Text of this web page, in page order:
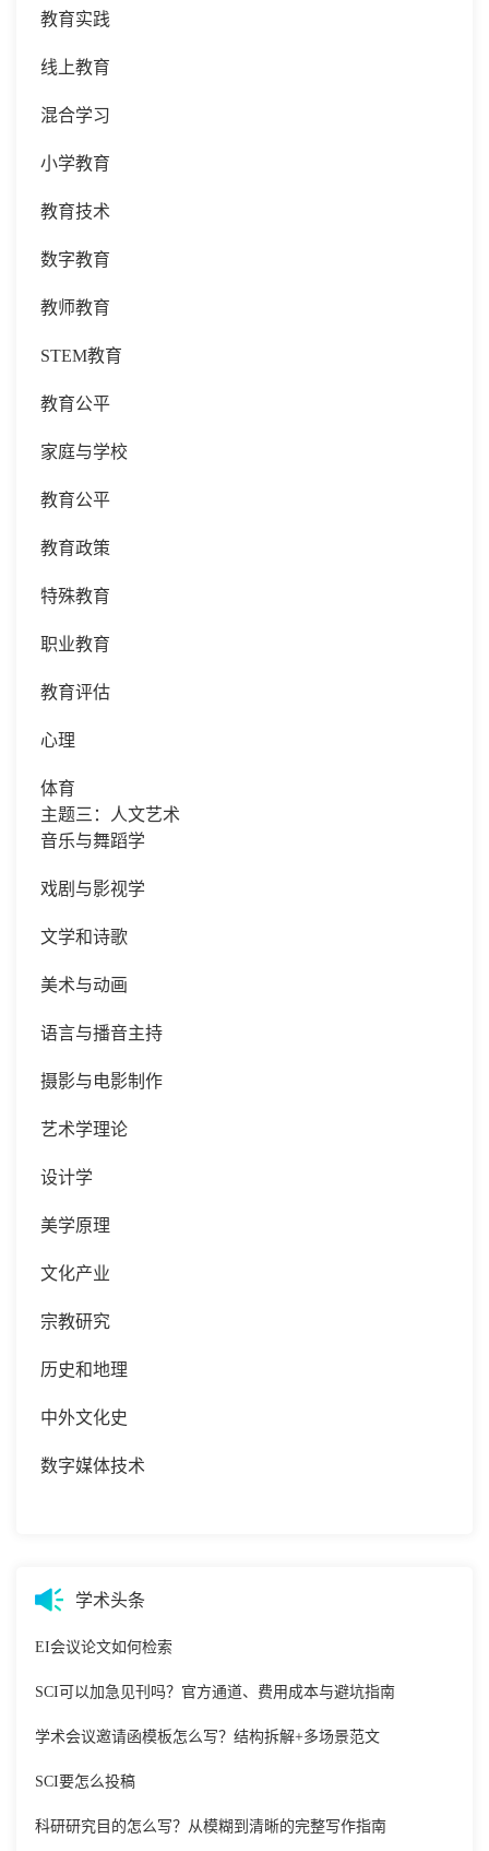
教育实践
线上教育
混合学习
小学教育
教育技术
数字教育
教师教育
STEM教育
教育公平
家庭与学校
教育公平
教育政策
特殊教育
职业教育
教育评估
心理
体育
主题三：人文艺术
音乐与舞蹈学
戏剧与影视学
文学和诗歌
美术与动画
语言与播音主持
摄影与电影制作
艺术学理论
设计学
美学原理
文化产业
宗教研究
历史和地理
中外文化史
数字媒体技术
学术头条
EI会议论文如何检索
SCI可以加急见刊吗？官方通道、费用成本与避坑指南
学术会议邀请函模板怎么写？结构拆解+多场景范文
SCI要怎么投稿
科研研究目的怎么写？从模糊到清晰的完整写作指南